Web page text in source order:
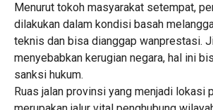
Menurut tokoh masyarakat setempat,
dilakukan dalam kondisi basah
teknis dan bisa dianggap wanprestasi.
menyebabkan kerugian negara, hal ini
sanksi hukum.
Ruas jalan provinsi yang menjadi lokasi